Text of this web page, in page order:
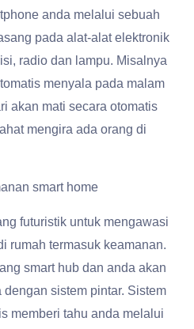
anda melalui sebuah
pada alat-alat elektronik
radio dan lampu. Misalnya
menyala pada malam
akan mati secara otomatis
mengira ada orang di
smart home
futuristik untuk mengawasi
rumah termasuk keamanan.
smart hub dan anda akan
sistem pintar. Sistem
memberi tahu anda melalui